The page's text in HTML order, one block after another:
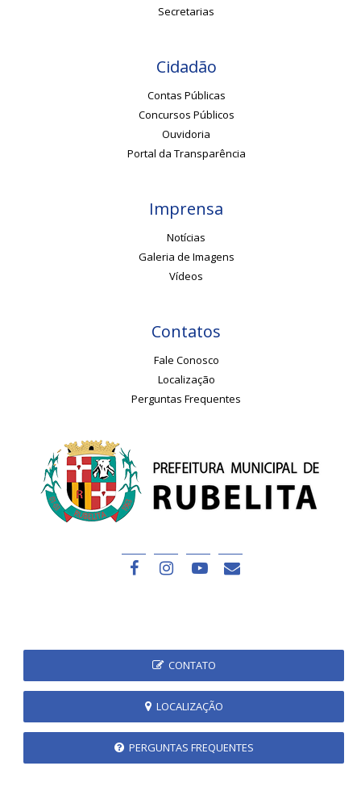
Secretarias
Cidadão
Contas Públicas
Concursos Públicos
Ouvidoria
Portal da Transparência
Imprensa
Notícias
Galeria de Imagens
Vídeos
Contatos
Fale Conosco
Localização
Perguntas Frequentes
CONTATO
LOCALIZAÇÃO
PERGUNTAS FREQUENTES